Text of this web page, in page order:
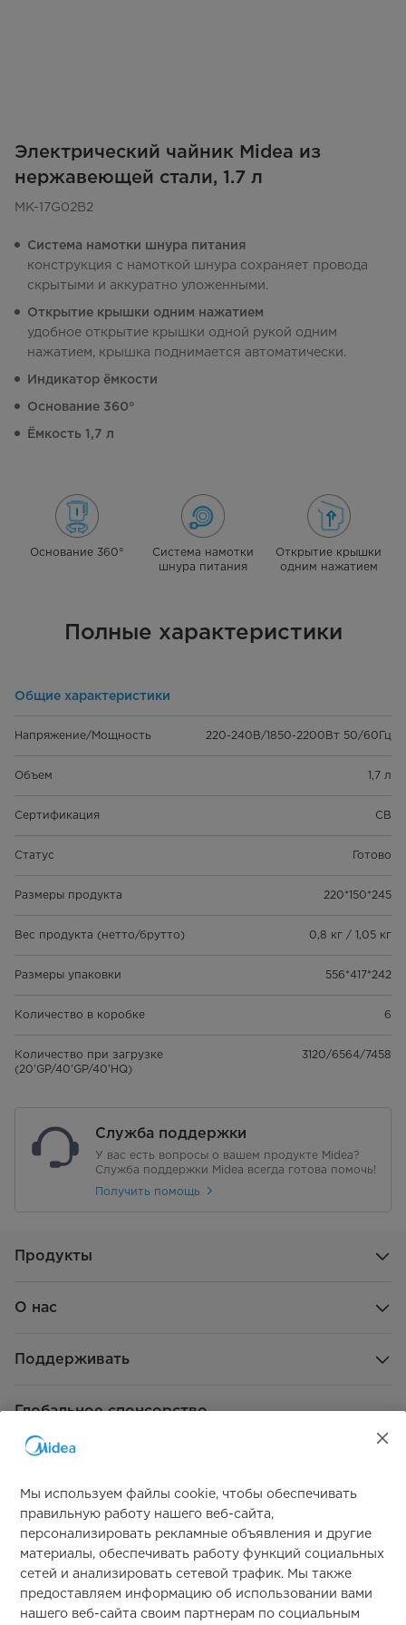
Электрический чайник Midea из
нержавеющей стали, 1.7 л
MK-17G02B2
Система намотки шнура питания
конструкция с намоткой шнура сохраняет провода
скрытыми и аккуратно уложенными.
Открытие крышки одним нажатием
удобное открытие крышки одной рукой одним
нажатием, крышка поднимается автоматически.
Индикатор ёмкости
Основание 360°
Ёмкость 1,7 л
Основание 360°
Система намотки
шнура питания
Открытие крышки
одним нажатием
Полные характеристики
Общие характеристики
Напряжение/Мощность 220-240В/1850-2200Вт 50/60Гц
Объем 1,7 л
Сертификация CB
Статус Готово
Размеры продукта 220*150*245
Вес продукта (нетто/брутто) 0,8 кг / 1,05 кг
Размеры упаковки 556*417*242
Количество в коробке 6
Количество при загрузке
(20'GP/40'GP/40'HQ)
3120/6564/7458
Служба поддержки
У вас есть вопросы о вашем продукте Midea?
Служба поддержки Midea всегда готова помочь!
Получить помощь
Продукты
О нас
Поддерживать
Глобальное спонсорство
Свяжитесь с нами
Мы используем файлы cookie, чтобы обеспечивать
правильную работу нашего веб-сайта,
персонализировать рекламные объявления и другие
материалы, обеспечивать работу функций социальных
сетей и анализировать сетевой трафик. Мы также
предоставляем информацию об использовании вами
нашего веб-сайта своим партнерам по социальным